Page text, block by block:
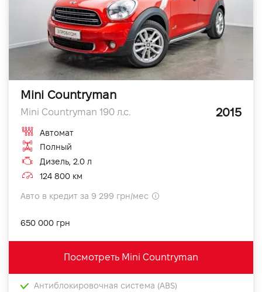
Mini Countryman
Mini Countryman 190 л.с. 2015
Автомат
Полный
Дизель, 2.0 л
124 800 км
Авто в кредит за 9 299 грн/мес
650 000 грн
Посмотреть Mini Countryman
Антиблокировочная система (ABS)